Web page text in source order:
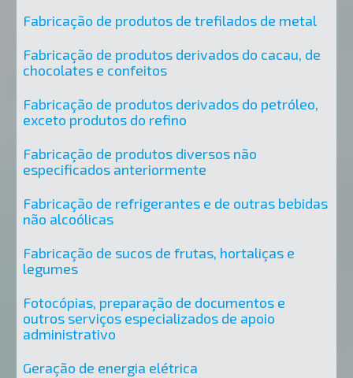
Fabricação de produtos de trefilados de metal
Fabricação de produtos derivados do cacau, de
chocolates e confeitos
Fabricação de produtos derivados do petróleo,
exceto produtos do refino
Fabricação de produtos diversos não
especificados anteriormente
Fabricação de refrigerantes e de outras bebidas
não alcoólicas
Fabricação de sucos de frutas, hortaliças e
legumes
Fotocópias, preparação de documentos e
outros serviços especializados de apoio
administrativo
Geração de energia elétrica